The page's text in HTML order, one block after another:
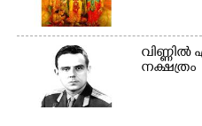
ന​ക്ഷ​ത്രം